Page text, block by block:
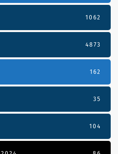
1062
4873
162
35
104